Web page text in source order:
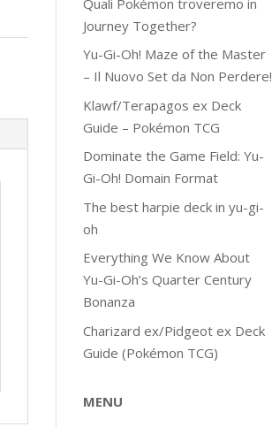
Journey Together?
Yu-Gi-Oh! Maze of the Master
– Il Nuovo Set da Non Perdere!
Klawf/Terapagos ex Deck
Guide – Pokémon TCG
Dominate the Game Field: Yu-
Gi-Oh! Domain Format
The best harpie deck in yu-gi-
oh
Everything We Know About
Yu-Gi-Oh’s Quarter Century
Bonanza
Charizard ex/Pidgeot ex Deck
Guide (Pokémon TCG)
MENU